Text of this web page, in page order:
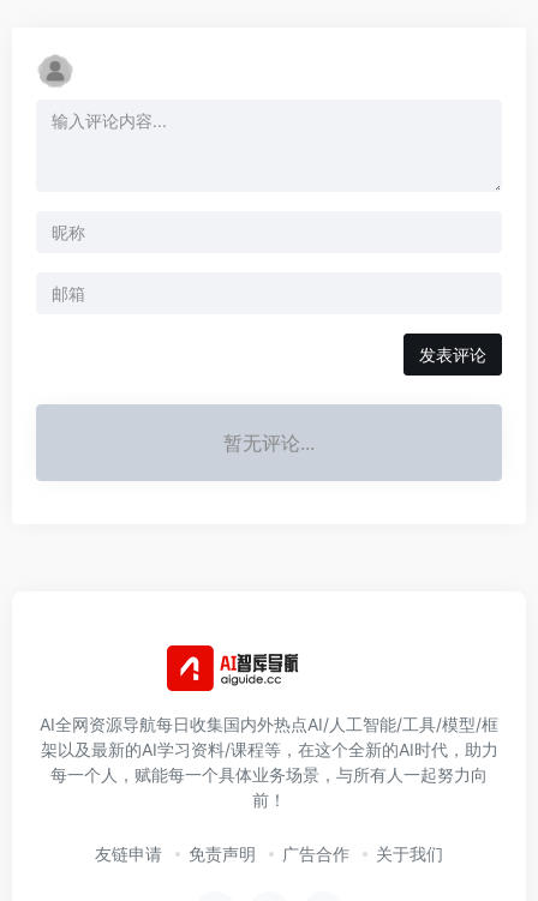
发表评论
暂无评论...
AI全网资源导航每日收集国内外热点AI/人工智能/工具/模型/框
架以及最新的AI学习资料/课程等，在这个全新的AI时代，助力
每一个人，赋能每一个具体业务场景，与所有人一起努力向
前！
友链申请 免责声明 广告合作 关于我们